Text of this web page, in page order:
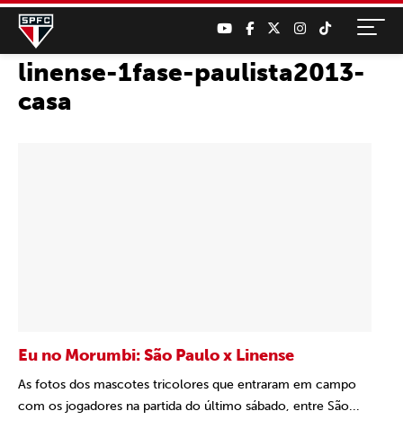
linense-1fase-paulista2013-
casa
Eu no Morumbi: São Paulo x Linense
As fotos dos mascotes tricolores que entraram em campo
com os jogadores na partida do último sábado, entre São...